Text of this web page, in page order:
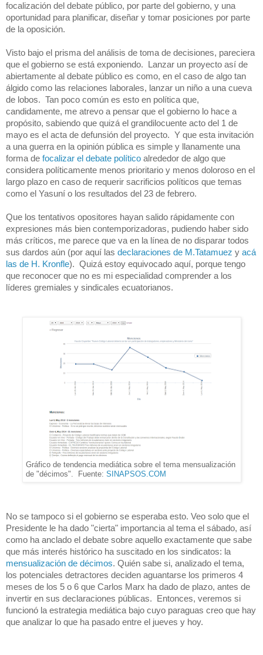
focalización del debate público, por parte del gobierno, y una
oportunidad para planificar, diseñar y tomar posiciones por parte
de la oposición.
Visto bajo el prisma del análisis de toma de decisiones, pareciera
que el gobierno se está exponiendo.  Lanzar un proyecto así de
abiertamente al debate público es como, en el caso de algo tan
álgido como las relaciones laborales, lanzar un niño a una cueva
de lobos.  Tan poco común es esto en política que,
candidamente, me atrevo a pensar que el gobierno lo hace a
propósito, sabiendo que quizá el grandilocuente acto del 1 de
mayo es el acta de defunsión del proyecto.  Y que esta invitación
a una guerra en la opinión pública es simple y llanamente una
forma de focalizar el debate político alrededor de algo que
considera políticamente menos prioritario y menos doloroso en el
largo plazo en caso de requerir sacrificios políticos que temas
como el Yasuní o los resultados del 23 de febrero.
Que los tentativos opositores hayan salido rápidamente con
expresiones más bien contemporizadoras, pudiendo haber sido
más críticos, me parece que va en la línea de no disparar todos
sus dardos aún (por aquí las declaraciones de M.Tatamuez y acá
las de H. Kronfle).  Quizá estoy equivocado aquí, porque tengo
que reconocer que no es mi especialidad comprender a los
líderes gremiales y sindicales ecuatorianos.
Gráfico de tendencia mediática sobre el tema mensualización
de "décimos". Fuente: SINAPSOS.COM
No se tampoco si el gobierno se esperaba esto. Veo solo que el
Presidente le ha dado "cierta" importancia al tema el sábado, así
como ha anclado el debate sobre aquello exactamente que sabe
mensualización de décimos. Quién sabe si, analizado el tema,
los potenciales detractores deciden aguantarse los primeros 4
meses de los 5 o 6 que Carlos Marx ha dado de plazo, antes de
invertir en sus declaraciones públicas.  Entonces, veremos si
funcionó la estrategia mediática bajo cuyo paraguas creo que hay
que analizar lo que ha pasado entre el jueves y hoy.